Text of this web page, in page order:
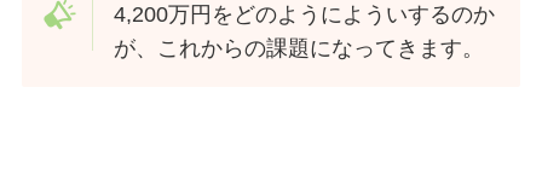
4,200万円をどのようによういするのか
が、これからの課題になってきます。